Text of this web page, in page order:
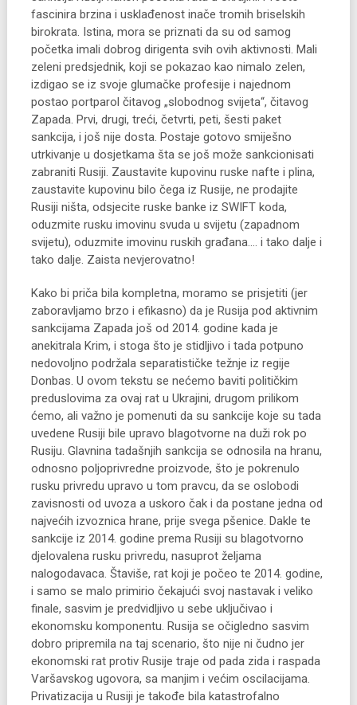
fascinira brzina i usklađenost inače tromih briselskih
birokrata. Istina, mora se priznati da su od samog
početka imali dobrog dirigenta svih ovih aktivnosti. Mali
zeleni predsjednik, koji se pokazao kao nimalo zelen,
izdigao se iz svoje glumačke profesije i najednom
postao portparol čitavog „slobodnog svijeta“, čitavog
Zapada. Prvi, drugi, treći, četvrti, peti, šesti paket
sankcija, i još nije dosta. Postaje gotovo smiješno
utrkivanje u dosjetkama šta se još može sankcionisati
zabraniti Rusiji. Zaustavite kupovinu ruske nafte i plina,
zaustavite kupovinu bilo čega iz Rusije, ne prodajite
Rusiji ništa, odsjecite ruske banke iz SWIFT koda,
oduzmite rusku imovinu svuda u svijetu (zapadnom
svijetu), oduzmite imovinu ruskih građana…. i tako dalje i
tako dalje. Zaista nevjerovatno!
Kako bi priča bila kompletna, moramo se prisjetiti (jer
zaboravljamo brzo i efikasno) da je Rusija pod aktivnim
sankcijama Zapada još od 2014. godine kada je
anekitrala Krim, i stoga što je stidljivo i tada potpuno
nedovoljno podržala separatističke težnje iz regije
Donbas. U ovom tekstu se nećemo baviti političkim
preduslovima za ovaj rat u Ukrajini, drugom prilikom
ćemo, ali važno je pomenuti da su sankcije koje su tada
uvedene Rusiji bile upravo blagotvorne na duži rok po
Rusiju. Glavnina tadašnjih sankcija se odnosila na hranu,
odnosno poljoprivredne proizvode, što je pokrenulo
rusku privredu upravo u tom pravcu, da se oslobodi
zavisnosti od uvoza a uskoro čak i da postane jedna od
najvećih izvoznica hrane, prije svega pšenice. Dakle te
sankcije iz 2014. godine prema Rusiji su blagotvorno
djelovalena rusku privredu, nasuprot željama
nalogodavaca. Štaviše, rat koji je počeo te 2014. godine,
i samo se malo primirio čekajući svoj nastavak i veliko
finale, sasvim je predvidljivo u sebe uključivao i
ekonomsku komponentu. Rusija se očigledno sasvim
dobro pripremila na taj scenario, što nije ni čudno jer
ekonomski rat protiv Rusije traje od pada zida i raspada
Varšavskog ugovora, sa manjim i većim oscilacijama.
Privatizacija u Rusiji je takođe bila katastrofalno